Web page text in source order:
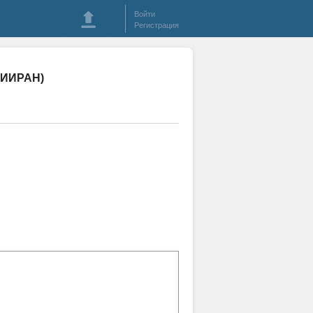
Войти
Регистрация